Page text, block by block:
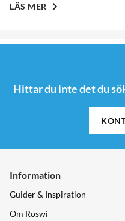
LÄS MER
Hittar du inte det du
Information
Guider & Inspiration
Om Roswi